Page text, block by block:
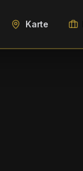
Karte